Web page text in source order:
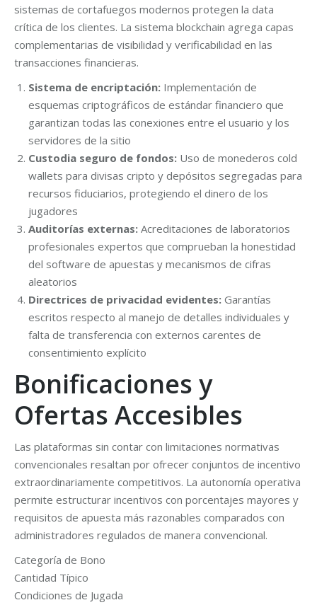
sistemas de cortafuegos modernos protegen la data
crítica de los clientes. La sistema blockchain agrega capas
complementarias de visibilidad y verificabilidad en las
transacciones financieras.
Sistema de encriptación: Implementación de
esquemas criptográficos de estándar financiero que
garantizan todas las conexiones entre el usuario y los
servidores de la sitio
Custodia seguro de fondos: Uso de monederos cold
wallets para divisas cripto y depósitos segregadas para
recursos fiduciarios, protegiendo el dinero de los
jugadores
Auditorías externas: Acreditaciones de laboratorios
profesionales expertos que comprueban la honestidad
del software de apuestas y mecanismos de cifras
aleatorios
Directrices de privacidad evidentes: Garantías
escritos respecto al manejo de detalles individuales y
falta de transferencia con externos carentes de
consentimiento explícito
Bonificaciones y
Ofertas Accesibles
Las plataformas sin contar con limitaciones normativas
convencionales resaltan por ofrecer conjuntos de incentivo
extraordinariamente competitivos. La autonomía operativa
permite estructurar incentivos con porcentajes mayores y
requisitos de apuesta más razonables comparados con
administradores regulados de manera convencional.
Categoría de Bono
Cantidad Típico
Condiciones de Jugada